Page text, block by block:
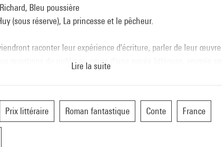
Bleu poussière
(sous réserve), La princesse et le pêcheur.
raconter leur expérience d'écriture, parler de leur œuvre
questions du public au cours d'une soirée littéraire, animée par
Elle a été comédienne et enseigne actuellement en région
Lire la suite
Prix littéraire Roman fantastique Conte France